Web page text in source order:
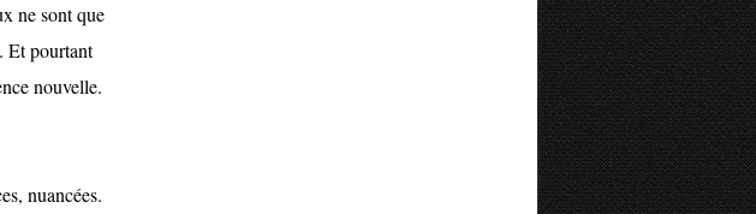
ne sont que
Et pourtant
nouvelle.
nuancées.